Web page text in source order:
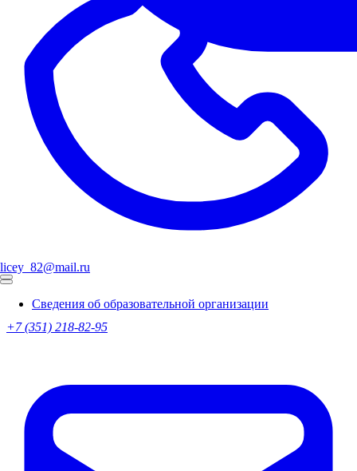
licey_82@mail.ru
Сведения об образовательной организации
+7 (351) 218-82-95